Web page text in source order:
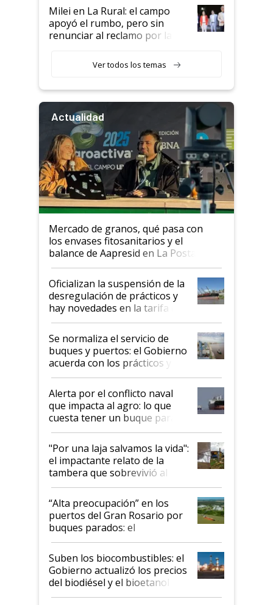
Milei en La Rural: el campo
apoyó el rumbo, pero sin
renunciar al reclamo por las
Ver todos los temas
Actualidad
Mercado de granos, qué pasa con
los envases fitosanitarios y el
balance de Aapresid en La Posta
Oficializan la suspensión de la
desregulación de prácticos y
hay novedades en la tarifa de
la hidrovía
Se normaliza el servicio de
buques y puertos: el Gobierno
acuerda con los prácticos y
suspende el decreto de
desregulación
Alerta por el conflicto naval
que impacta al agro: lo que
cuesta tener un buque parado
y el peligro de que Argentina
pase a ser "país sucio"
"Por una laja salvamos la vida":
el impactante relato de la
tambera que sobrevivió al
tornado
“Alta preocupación” en los
puertos del Gran Rosario por
buques parados: el
funcionamiento de las
exportadoras en tensión tras
la medida de fuerza de los
prácticos
Suben los biocombustibles: el
Gobierno actualizó los precios
del biodiésel y el bioetanol